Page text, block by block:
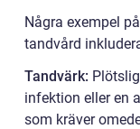
Några exempel
tandvård
Tandvärk:
infektion eller en
som kräver